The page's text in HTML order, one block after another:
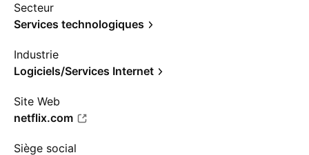
Secteur
Services technologiques
Industrie
Logiciels/Services Internet
Site Web
netflix.com
Siège social